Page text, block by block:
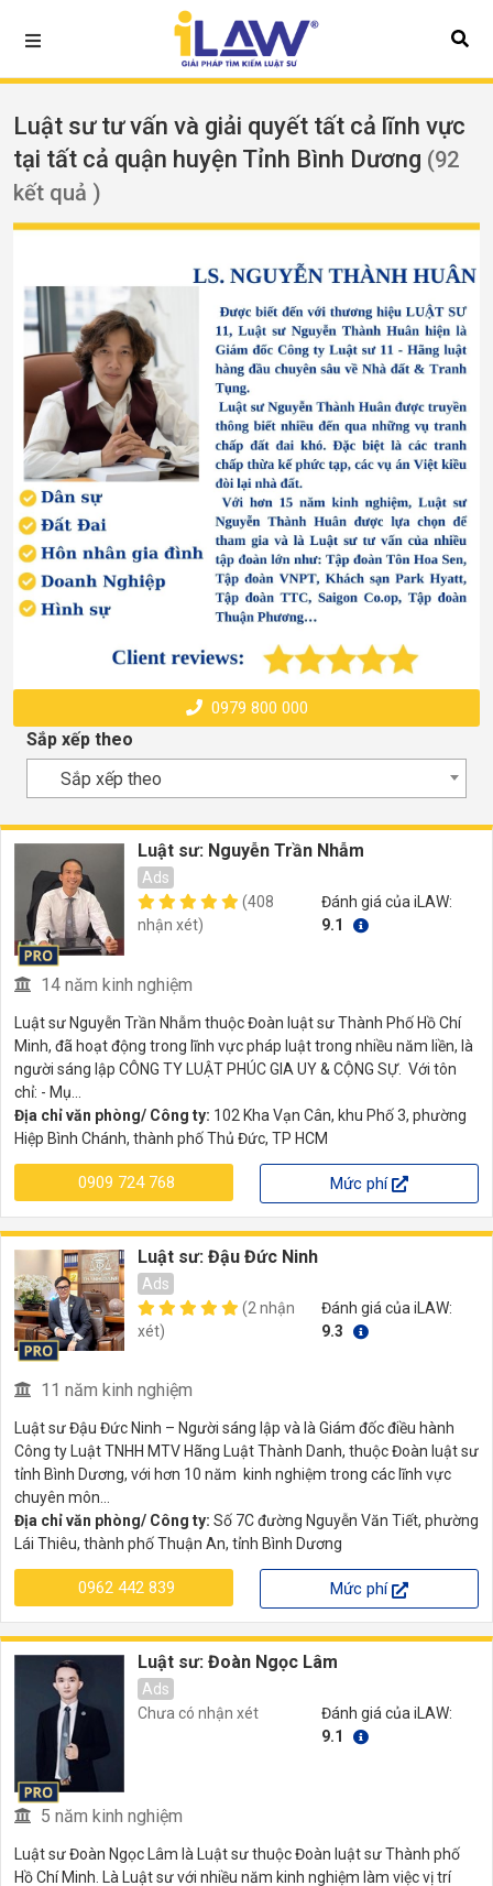
Luật sư tư vấn và giải quyết tất cả lĩnh vực
tại tất cả quận huyện Tỉnh Bình Dương (92
kết quả )
0979 800 000
Sắp xếp theo
Sắp xếp theo
Luật sư: Nguyễn Trần Nhẫm
Ads
(408
nhận xét)
Đánh giá của iLAW:
9.1
14 năm kinh nghiệm
Luật sư Nguyễn Trần Nhẫm thuộc Đoàn luật sư Thành Phố Hồ Chí
Minh, đã hoạt động trong lĩnh vực pháp luật trong nhiều năm liền, là
người sáng lập CÔNG TY LUẬT PHÚC GIA UY & CỘNG SỰ. Với tôn
chỉ: - Mụ...
Địa chỉ văn phòng/ Công ty: 102 Kha Vạn Cân, khu Phố 3, phường
Hiệp Bình Chánh, thành phố Thủ Đức, TP HCM
0909 724 768 Mức phí
Luật sư: Đậu Đức Ninh
Ads
(2 nhận
xét)
Đánh giá của iLAW:
9.3
11 năm kinh nghiệm
Luật sư Đậu Đức Ninh – Người sáng lập và là Giám đốc điều hành
Công ty Luật TNHH MTV Hãng Luật Thành Danh, thuộc Đoàn luật sư
tỉnh Bình Dương, với hơn 10 năm kinh nghiệm trong các lĩnh vực
chuyên môn...
Địa chỉ văn phòng/ Công ty: Số 7C đường Nguyễn Văn Tiết, phường
Lái Thiêu, thành phố Thuận An, tỉnh Bình Dương
0962 442 839 Mức phí
Luật sư: Đoàn Ngọc Lâm
Ads
Chưa có nhận xét
Đánh giá của iLAW:
9.1
5 năm kinh nghiệm
Luật sư Đoàn Ngọc Lâm là Luật sư thuộc Đoàn luật sư Thành phố
Hồ Chí Minh. Là Luật sư với nhiều năm kinh nghiệm làm việc vị trí